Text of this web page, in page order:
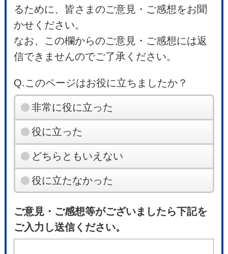
るために、皆さまのご意見・ご感想をお聞
かせください。
なお、この欄からのご意見・ご感想には返
信できませんのでご了承ください。
Q.このページはお役に立ちましたか？
非常に役に立った
役に立った
どちらともいえない
役に立たなかった
ご意見・ご感想等がございましたら下記を
ご入力し送信ください。